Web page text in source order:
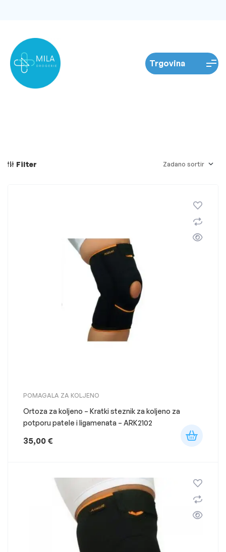
Filter
POMAGALA ZA KOLJENO
Ortoza za koljeno – Kratki steznik za koljeno za
potporu patele i ligamenata – ARK2102
35,00 €